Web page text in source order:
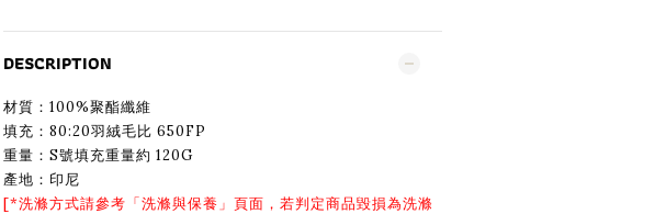
DESCRIPTION
材質：100%聚酯纖維
填充：80:20羽絨毛比 650FP
重量：S號填充重量約 120G
產地：印尼
[*洗滌方式請參考「洗滌與保養 」頁面，若判定商品毀損為洗滌